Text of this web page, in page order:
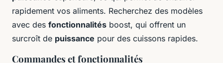
rapidement vos aliments. Recherchez des modèles
avec des fonctionnalités boost, qui offrent un
surcroît de puissance pour des cuissons rapides.
Commandes et fonctionnalités